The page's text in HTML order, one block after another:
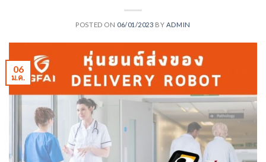
POSTED ON 06/01/2023 BY ADMIN
06
ม.ค.